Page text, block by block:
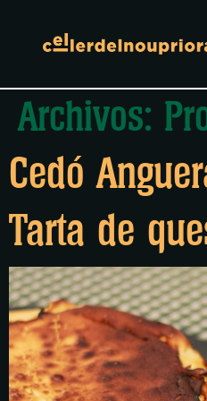
Archivos:
Cedó
Tarta de